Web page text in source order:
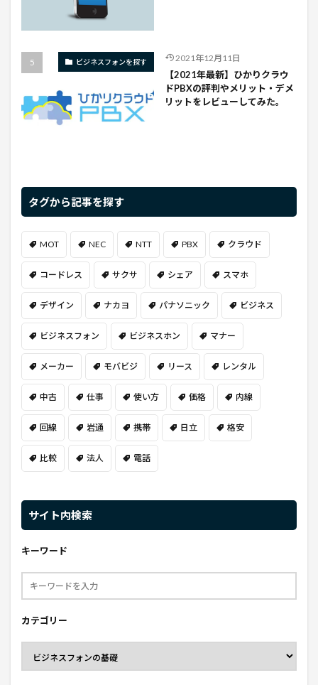
ビジネスフォンを探す 2021年12月11日
【2021年最新】ひかりクラウ
ドPBXの評判やメリット・デメ
リットをレビューしてみた。
タグから記事を探す
MOT NEC NTT PBX クラウド
コードレス サクサ シェア スマホ
デザイン ナカヨ パナソニック ビジネス
ビジネスフォン ビジネスホン マナー
メーカー モバビジ リース レンタル
中古 仕事 使い方 価格 内線
回線 岩通 携帯 日立 格安
比較 法人 電話
サイト内検索
キーワード
カテゴリー